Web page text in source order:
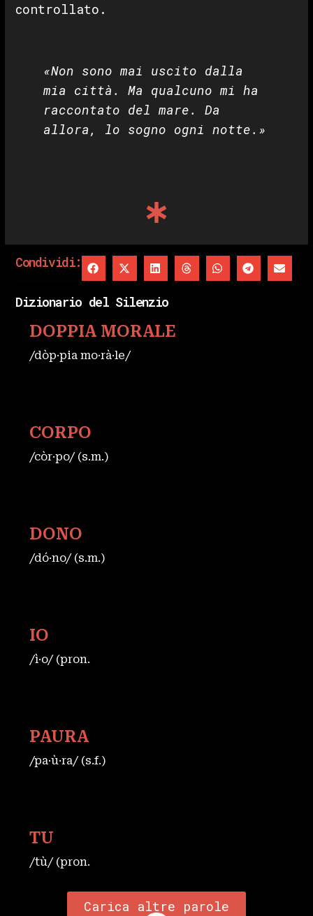
controllato.
«Non sono mai uscito dalla
mia città. Ma qualcuno mi ha
raccontato del mare. Da
allora, lo sogno ogni notte.»
Condividi:
Dizionario del Silenzio
DOPPIA MORALE
/dòp·pia mo·rà·le/
CORPO
/còr·po/ (s.m.)
DONO
/dó·no/ (s.m.)
IO
/ì·o/ (pron.
PAURA
/pa·ù·ra/ (s.f.)
TU
/tù/ (pron.
Carica altre parole